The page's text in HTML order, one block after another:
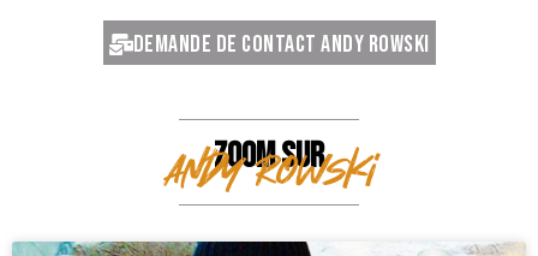
Demande de contact Andy Rowski
ZOOM SUR
Andy Rowski